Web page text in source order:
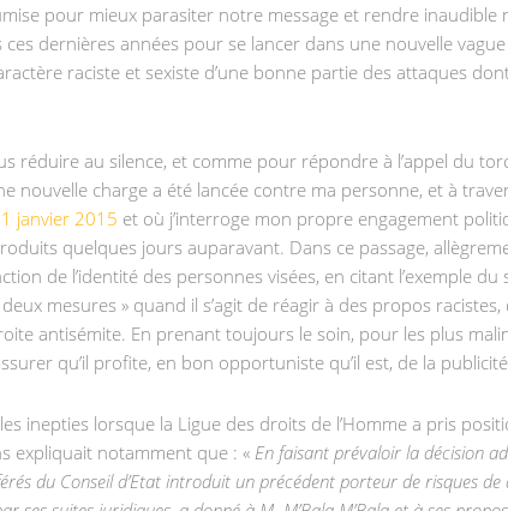
pour mieux parasiter notre message et rendre
dernières années pour se lancer dans une nouvelle
raciste et sexiste d’une bonne partie des attaques
réduire au silence, et comme pour répondre à l’appel du
nouvelle charge a été lancée contre ma personne, et à
janvier 2015 et où j’interroge mon propre engagement
quelques jours auparavant. Dans ce passage,
de l’identité des personnes visées, en citant l’exemple
mesures » quand il s’agit de réagir à des propos
antisémite. En prenant toujours le soin, pour les plus
qu’il profite, en bon opportuniste qu’il est, de la
inepties lorsque la Ligue des droits de l’Homme a pris
expliquait notamment que : « En faisant prévaloir la décision
du Conseil d’Etat introduit un précédent porteur de risques